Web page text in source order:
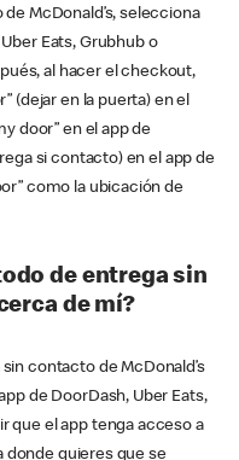
McDonald’s, selecciona
Eats, Grubhub o
al hacer el checkout,
(dejar en la puerta) en el
door” en el app de
si contacto) en el app de
como la ubicación de
de entrega sin
de mí?
contacto de McDonald’s
de DoorDash, Uber Eats,
que el app tenga acceso a
donde quieres que se